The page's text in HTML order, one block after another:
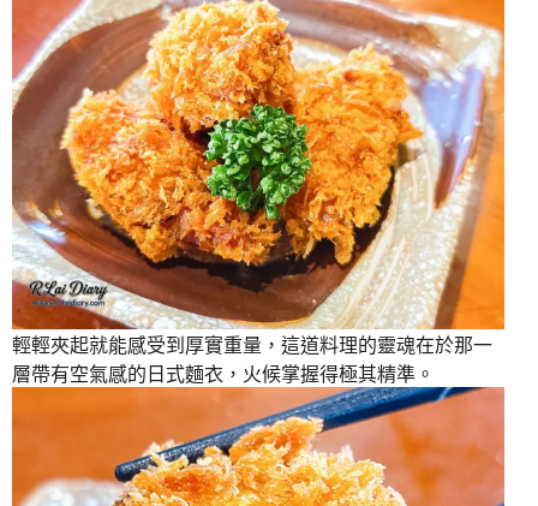
輕輕夾起就能感受到厚實重量，這道料理的靈魂在於那一
層帶有空氣感的日式麵衣，火候掌握得極其精準。